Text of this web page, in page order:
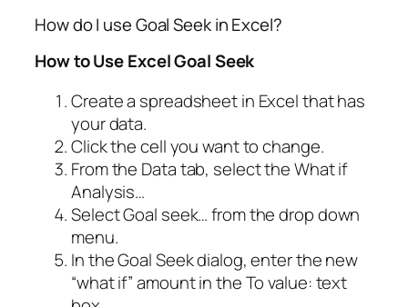
How do I use Goal Seek in Excel?
How to Use Excel Goal Seek
Create a spreadsheet in Excel that has
your data.
Click the cell you want to change.
From the Data tab, select the What if
Analysis…
Select Goal seek… from the drop down
menu.
In the Goal Seek dialog, enter the new
“what if” amount in the To value: text